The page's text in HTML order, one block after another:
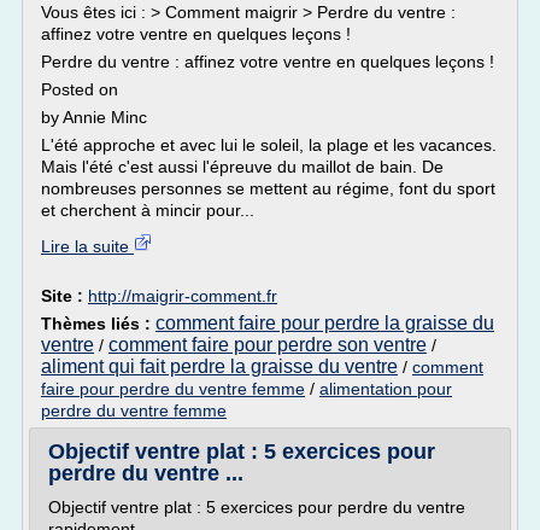
Vous êtes ici : > Comment maigrir > Perdre du ventre :
affinez votre ventre en quelques leçons !
Perdre du ventre : affinez votre ventre en quelques leçons !
Posted on
by Annie Minc
L'été approche et avec lui le soleil, la plage et les vacances.
Mais l'été c'est aussi l'épreuve du maillot de bain. De
nombreuses personnes se mettent au régime, font du sport
et cherchent à mincir pour...
Lire la suite
Site : http://maigrir-comment.fr
Thèmes liés : comment faire pour perdre la graisse du
ventre / comment faire pour perdre son ventre /
aliment qui fait perdre la graisse du ventre / comment
faire pour perdre du ventre femme / alimentation pour
perdre du ventre femme
Objectif ventre plat : 5 exercices pour
perdre du ventre ...
Objectif ventre plat : 5 exercices pour perdre du ventre